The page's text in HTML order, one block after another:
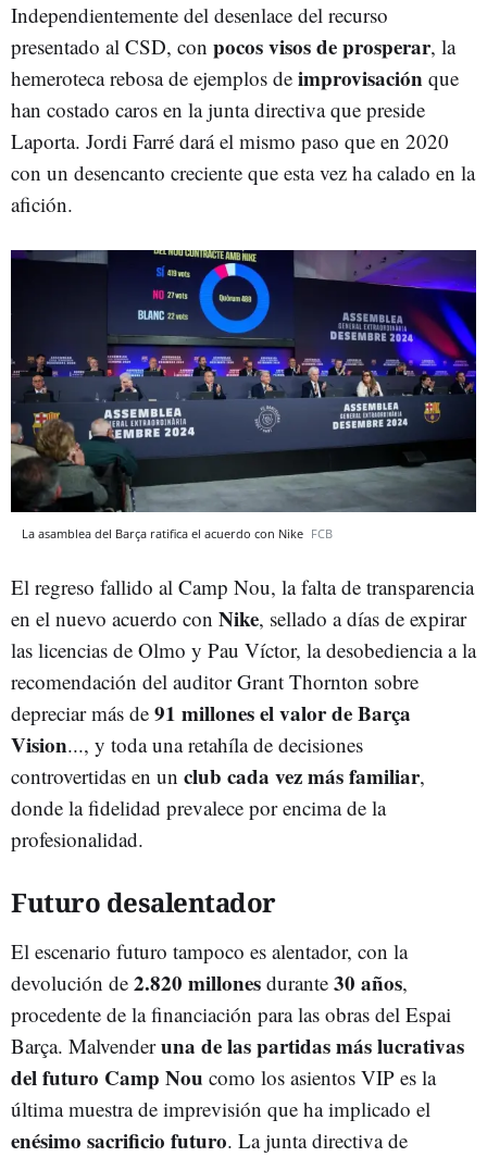
Independientemente del desenlace del recurso
presentado al CSD, con pocos visos de prosperar, la
hemeroteca rebosa de ejemplos de improvisación que
han costado caros en la junta directiva que preside
Laporta. Jordi Farré dará el mismo paso que en 2020
con un desencanto creciente que esta vez ha calado en la
afición.
La asamblea del Barça ratifica el acuerdo con Nike FCB
El regreso fallido al Camp Nou, la falta de transparencia
en el nuevo acuerdo con Nike, sellado a días de expirar
las licencias de Olmo y Pau Víctor, la desobediencia a la
recomendación del auditor Grant Thornton sobre
depreciar más de 91 millones el valor de Barça
Vision..., y toda una retahíla de decisiones
controvertidas en un club cada vez más familiar,
donde la fidelidad prevalece por encima de la
profesionalidad.
Futuro desalentador
El escenario futuro tampoco es alentador, con la
devolución de 2.820 millones durante 30 años,
procedente de la financiación para las obras del Espai
Barça. Malvenderuna de las partidas más lucrativas
del futuro Camp Nou como los asientos VIP es la
última muestra de imprevisión que ha implicado el
enésimo sacrificio futuro. La junta directiva de